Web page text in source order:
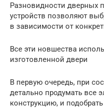
Разновидности дверных
устройств позволяют
в зависимости от
Все эти новшества
изготовленной двери
В первую очередь, при
детально продумать все
конструкцию, и